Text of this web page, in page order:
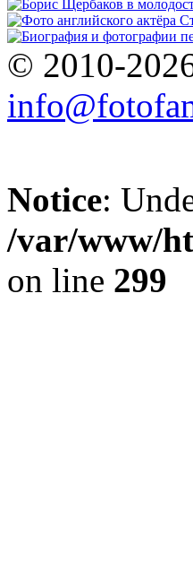
© 2010-
Notice:
/var/www/
on line 299